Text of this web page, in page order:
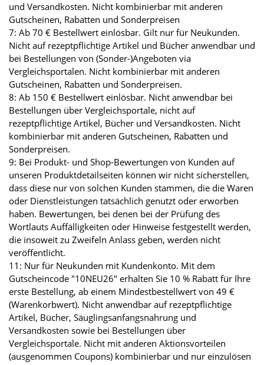
und Versandkosten. Nicht kombinierbar mit anderen
Gutscheinen, Rabatten und Sonderpreisen
7: Ab 70 € Bestellwert einlösbar. Gilt nur für Neukunden.
Nicht auf rezeptpflichtige Artikel und Bücher anwendbar und
bei Bestellungen von (Sonder-)Angeboten via
Vergleichsportalen. Nicht kombinierbar mit anderen
Gutscheinen, Rabatten und Sonderpreisen.
8: Ab 150 € Bestellwert einlösbar. Nicht anwendbar bei
Bestellungen über Vergleichsportale, nicht auf
rezeptpflichtige Artikel, Bücher und Versandkosten. Nicht
kombinierbar mit anderen Gutscheinen, Rabatten und
Sonderpreisen.
9: Bei Produkt- und Shop-Bewertungen von Kunden auf
unseren Produktdetailseiten können wir nicht sicherstellen,
dass diese nur von solchen Kunden stammen, die die Waren
oder Dienstleistungen tatsächlich genutzt oder erworben
haben. Bewertungen, bei denen bei der Prüfung des
Wortlauts Auffälligkeiten oder Hinweise festgestellt werden,
die insoweit zu Zweifeln Anlass geben, werden nicht
veröffentlicht.
11: Nur für Neukunden mit Kundenkonto. Mit dem
Gutscheincode "10NEU26" erhalten Sie 10 % Rabatt für Ihre
erste Bestellung, ab einem Mindestbestellwert von 49 €
(Warenkorbwert). Nicht anwendbar auf rezeptpflichtige
Artikel, Bücher, Säuglingsanfangsnahrung und
Versandkosten sowie bei Bestellungen über
Vergleichsportale. Nicht mit anderen Aktionsvorteilen
(ausgenommen Coupons) kombinierbar und nur einzulösen